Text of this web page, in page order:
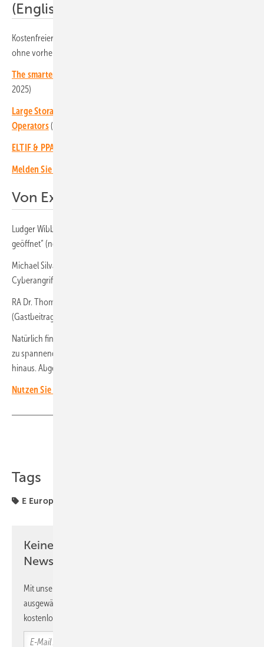
(Englisch):
Kostenfreier Download für Abonnenten des Investoren-Newsletters
ohne vorherige Registrierung!
The smarter E Europe: More innovations then ever before
2025)
Large Storage Systems: New Business for Utilities and Grid
Operators(März 2025)
ELTIF & PPA: Funding Solar Projects
Melden Sie sich hier für unseren Investoren-Newsletter an!
Von Experten für Experten:
Ludger Wibbeke von Hansainvest:
geöffnet“ (neue Fonds durch Eltif 2.0)
Michael Silvan von TÜV Rheinland:
Cyberangriffe schützen (Podcast)
RA Dr. Thomas Binder: „Dienstbarkeiten ab jetzt übertragbar“
(Gastbeitrag)
Natürlich finden Sie auch in diesem Newsletter wieder Informationen
zu spannenden Projekten und Entwicklungen in Europa und darüber
hinaus. Abgerundet wird er durch aktuelle Branchentermine. (HS)
Nutzen Sie unseren Investoren-Kanal!
Tags
E Europe
Keine Zeit? Kein Problem mit dem PV
Newsletter!
Mit unserem Newsletter erhalten Sie regelmäßig von uns
ausgewählte Informationen und Neuigkeiten, gebündelt und
kostenlos direkt ins Postfach.